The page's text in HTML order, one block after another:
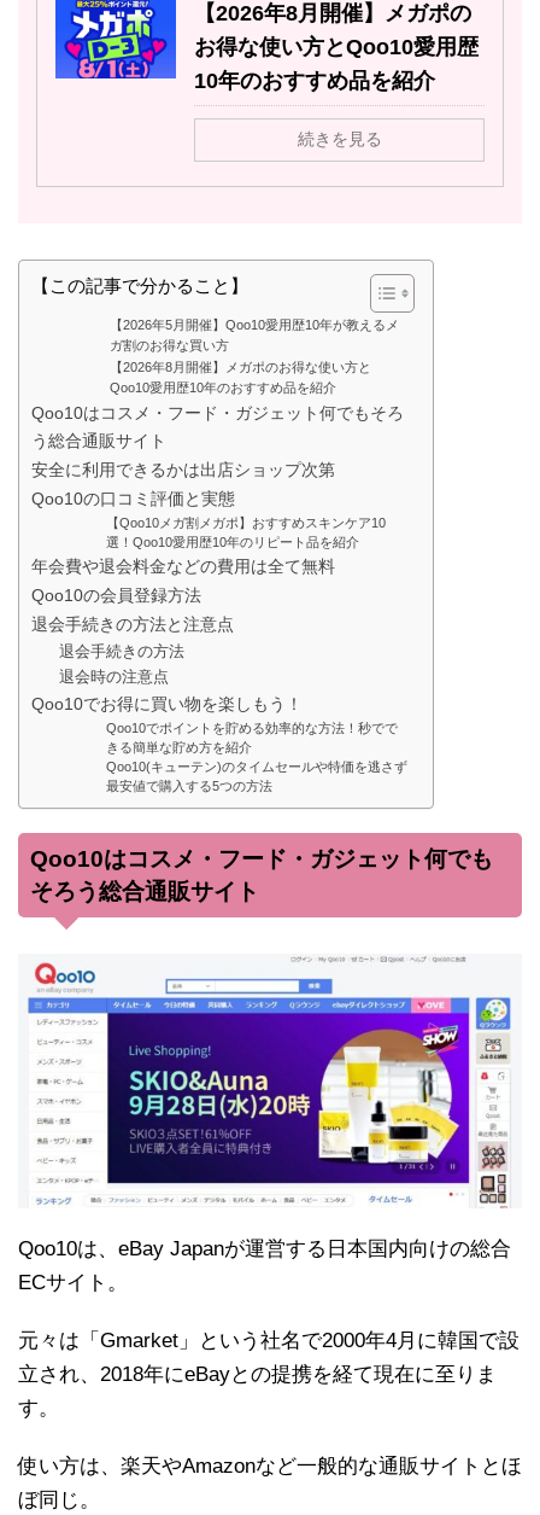
【2026年8月開催】メガポの
お得な使い方とQoo10愛用歴
10年のおすすめ品を紹介
続きを見る
【この記事で分かること】
【2026年5月開催】Qoo10愛用歴10年が教えるメ
ガ割のお得な買い方
【2026年8月開催】メガポのお得な使い方と
Qoo10愛用歴10年のおすすめ品を紹介
Qoo10はコスメ・フード・ガジェット何でもそろ
う総合通販サイト
安全に利用できるかは出店ショップ次第
Qoo10の口コミ評価と実態
【Qoo10メガ割メガポ】おすすめスキンケア10
選！Qoo10愛用歴10年のリピート品を紹介
年会費や退会料金などの費用は全て無料
Qoo10の会員登録方法
退会手続きの方法と注意点
退会手続きの方法
退会時の注意点
Qoo10でお得に買い物を楽しもう！
Qoo10でポイントを貯める効率的な方法！秒でで
きる簡単な貯め方を紹介
Qoo10(キューテン)のタイムセールや特価を逃さず
最安値で購入する5つの方法
Qoo10はコスメ・フード・ガジェット何でも
そろう総合通販サイト
Qoo10は、eBay Japanが運営する日本国内向けの総合
ECサイト。
元々は「Gmarket」という社名で2000年4月に韓国で設
立され、2018年にeBayとの提携を経て現在に至りま
す。
使い方は、楽天やAmazonなど一般的な通販サイトとほ
ぼ同じ。